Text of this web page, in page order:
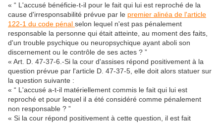
« “ L'accusé bénéficie-t-il pour le fait qui lui est reproché de la
cause d'irresponsabilité prévue par le premier alinéa de l'article
122-1 du code pénal selon lequel n'est pas pénalement
responsable la personne qui était atteinte, au moment des faits,
d'un trouble psychique ou neuropsychique ayant aboli son
discernement ou le contrôle de ses actes ? ”
« Art. D. 47-37-6.-Si la cour d'assises répond positivement à la
question prévue par l'article D. 47-37-5, elle doit alors statuer sur
la question suivante :
« “ L'accusé a-t-il matériellement commis le fait qui lui est
reproché et pour lequel il a été considéré comme pénalement
non responsable ? ”
« Si la cour répond positivement à cette question, il est fait